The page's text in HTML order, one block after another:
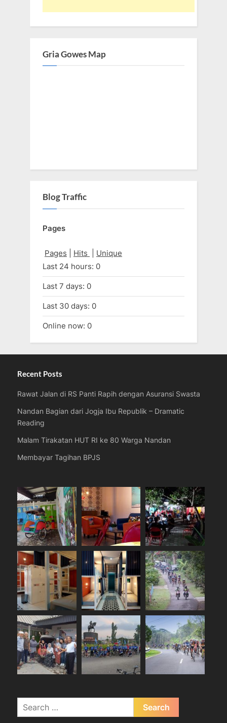
Gria Gowes Map
Blog Traffic
Pages
Pages Hits
Unique
Last 24 hours: 0
Last 7 days: 0
Last 30 days: 0
Online now: 0
Recent Posts
Rawat Jalan di RS Panti Rapih dengan Asuransi Swasta
Nandan Bagian dari Jogja Ibu Republik – Dramatic
Reading
Malam Tirakatan HUT RI ke 80 Warga Nandan
Membayar Tagihan BPJS
Search
for: